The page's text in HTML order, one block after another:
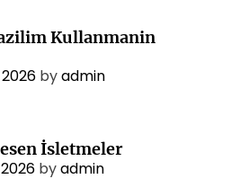
Kullanmanin
byadmin
İsletmeler
byadmin